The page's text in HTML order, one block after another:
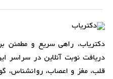
دکتریاب، راهی سریع و مطمئن
دریافت نوبت آنلاین در سراسر
قلب، مغز و اعصاب، روانشناس،